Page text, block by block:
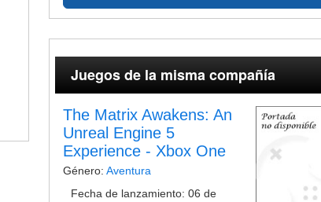
Juegos de la misma compañía
The Matrix Awakens: An
Unreal Engine 5
Experience - Xbox One
Género: Aventura
Fecha de lanzamiento: 06 de